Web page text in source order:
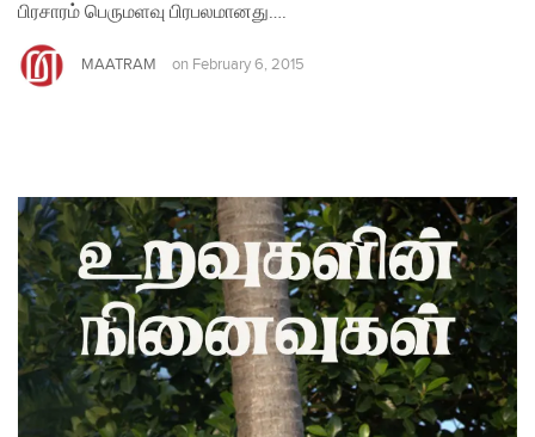
பிரசாரம் பெருமளவு பிரபலமானது….
MAATRAM on February 6, 2015